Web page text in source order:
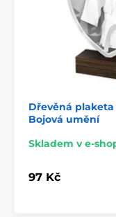
Dřevěná plaketa
Bojová umění
Skladem v e-
97 Kč